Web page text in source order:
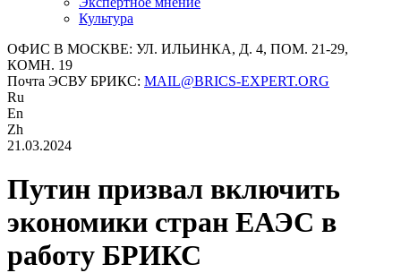
Культура
ОФИС В МОСКВЕ: УЛ. ИЛЬИНКА, Д. 4, ПОМ. 21-29,
КОМН. 19
Почта ЭСВУ БРИКС: MAIL@BRICS-EXPERT.ORG
Ru
En
Zh
21.03.2024
Путин призвал включить
экономики стран ЕАЭС в
работу БРИКС